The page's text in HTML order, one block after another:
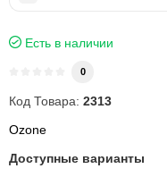
Есть в наличии
0
Код Товара: 2313
Ozone
Доступные варианты